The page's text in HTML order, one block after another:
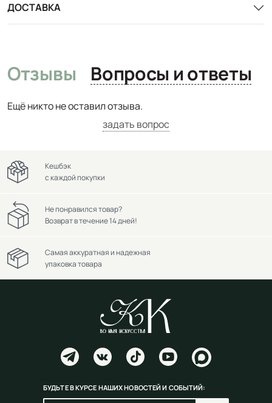
ДОСТАВКА
Отзывы Вопросы и ответы
Ещё никто не оставил отзыва.
задать вопрос
Кешбэк
с каждой покупки
Не понравился товар?
Возврат в течение 14 дней!
Самая аккуратная и надежная
упаковка товара
БУДЬТЕ В КУРСЕ НАШИХ НОВОСТЕЙ И СОБЫТИЙ: